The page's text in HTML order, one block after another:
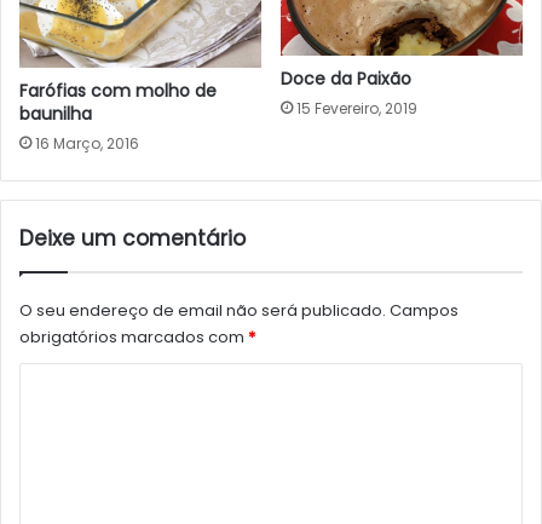
Farófias com molho de
baunilha
16 Março, 2016
Doce da Paixão
15 Fevereiro, 2019
Deixe um comentário
O seu endereço de email não será publicado. Campos
obrigatórios marcados com *